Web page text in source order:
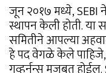
जून २०१७ मध्ये, SEBI
स्थापन केली होती. या
समितीने आपल्या
हे पद वेगळे केले पाहिजे,